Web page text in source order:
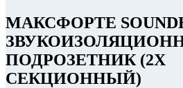
МАКСФОРТЕ
ПОДРОЗЕТНИК (2Х
СЕКЦИОННЫЙ)